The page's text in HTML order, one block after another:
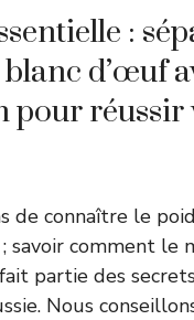
:
d’œuf
pour réussir
de connaître le
savoir comment le
partie des
Nous